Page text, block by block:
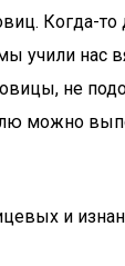
Когда-
учили нас
не
можно
и